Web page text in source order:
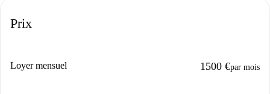
Prix
Loyer mensuel 1500 €par mois